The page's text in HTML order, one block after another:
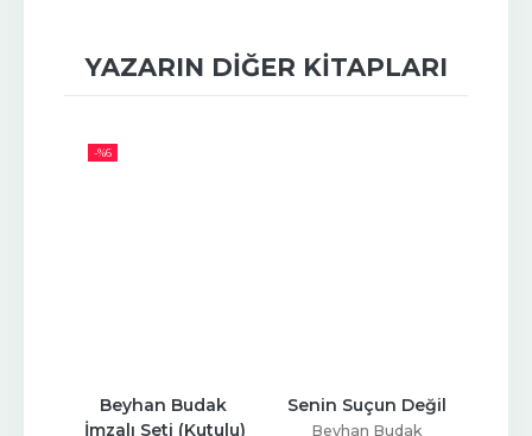
YAZARIN DIĞER KITAPLARI
-%6
Beyhan Budak
İmzalı Seti (Kutulu)
Senin Suçun Değil
Beyhan Budak